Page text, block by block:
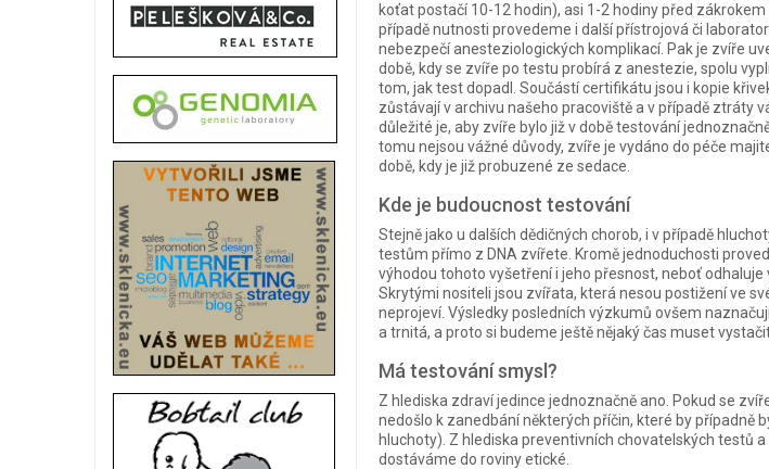
koťat postačí 10-12 hodin), asi 1-2 hodiny před
případě nutnosti provedeme i další přístrojová či
nebezpečí anesteziologických komplikací. Pak je zvíře
době, kdy se zvíře po testu probírá z anestezie, spolu
tom, jak test dopadl. Součástí certifikátu jsou i kopie
zůstávají v archivu našeho pracoviště a v případě ztráty
důležité je, aby zvíře bylo již v době testování
tomu nejsou vážné důvody, zvíře je vydáno do péče
době, kdy je již probuzené ze sedace.
Kde je budoucnost testování
Stejně jako u dalších dědičných chorob, i v případě
testům přímo z DNA zvířete. Kromě jednoduchosti
výhodou tohoto vyšetření i jeho přesnost, neboť
Skrytými nositeli jsou zvířata, která nesou postižení ve
neprojeví. Výsledky posledních výzkumů ovšem
a trnitá, a proto si budeme ještě nějaký čas muset
Má testování smysl?
Z hlediska zdraví jedince jednoznačně ano. Pokud se
nedošlo k zanedbání některých příčin, které by případně
hluchoty). Z hlediska preventivních chovatelských testů
dostáváme do roviny etické.